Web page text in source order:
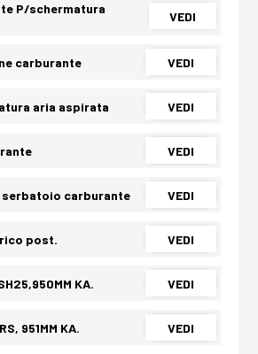
P/schermatura
VEDI
carburante VEDI
aria aspirata VEDI
VEDI
carburante VEDI
post. VEDI
KA. VEDI
951MM KA. VEDI